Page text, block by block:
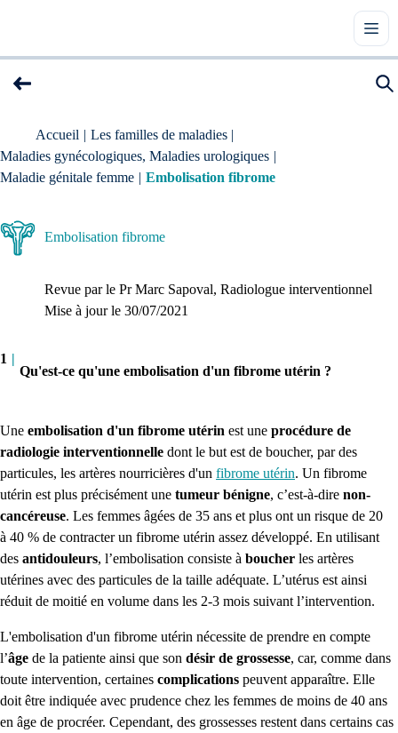
Accueil | Les familles de maladies |
Maladies gynécologiques, Maladies urologiques |
Maladie génitale femme | Embolisation fibrome
Embolisation fibrome
Revue par le Pr Marc Sapoval, Radiologue interventionnel
Mise à jour le 30/07/2021
1 |
Qu'est-ce qu'une embolisation d'un fibrome utérin ?
Une embolisation d'un fibrome utérin est une procédure de
radiologie interventionnelle dont le but est de boucher, par des
particules, les artères nourricières d'un fibrome utérin. Un fibrome
utérin est plus précisément une tumeur bénigne, c’est-à-dire non-
cancéreuse. Les femmes âgées de 35 ans et plus ont un risque de 20
à 40 % de contracter un fibrome utérin assez développé. En utilisant
des antidouleurs, l’embolisation consiste à boucher les artères
utérines avec des particules de la taille adéquate. L’utérus est ainsi
réduit de moitié en volume dans les 2-3 mois suivant l’intervention.
L'embolisation d'un fibrome utérin nécessite de prendre en compte
l’âge de la patiente ainsi que son désir de grossesse, car, comme dans
toute intervention, certaines complications peuvent apparaître. Elle
doit être indiquée avec prudence chez les femmes de moins de 40 ans
en âge de procréer. Cependant, des grossesses restent dans certains cas